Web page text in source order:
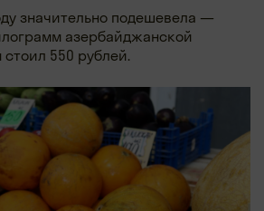
значительно подешевела —
азербайджанской
550 рублей.